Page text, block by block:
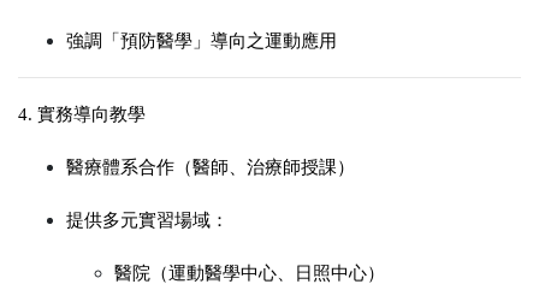
強調「預防醫學」導向之運動應用
4. 實務導向教學
醫療體系合作（醫師、治療師授課）
提供多元實習場域：
醫院（運動醫學中心、日照中心）